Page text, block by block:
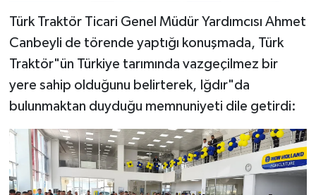
Türk Traktör Ticari Genel Müdür Yardımcısı Ahmet
Canbeyli de törende yaptığı konuşmada, Türk
Traktör"ün Türkiye tarımında vazgeçilmez bir
yere sahip olduğunu belirterek, Iğdır"da
bulunmaktan duyduğu memnuniyeti dile getirdi: